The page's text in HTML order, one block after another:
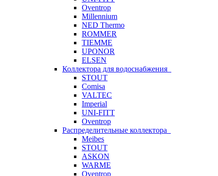
Oventrop
Millennium
NED Thermo
ROMMER
TIEMME
UPONOR
ELSEN
Коллектора для водоснабжения
STOUT
Comisa
VALTEC
Imperial
UNI-FITT
Oventrop
Распределительные коллектора
Meibes
STOUT
ASKON
WARME
Oventrop